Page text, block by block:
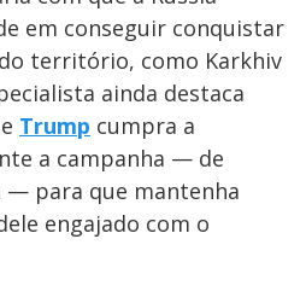
a
y
V
i
em conseguir conquistar
território, como Karkhiv
ainda destaca
Trump cumpra a
a campanha — de
— para que mantenha
engajado com o